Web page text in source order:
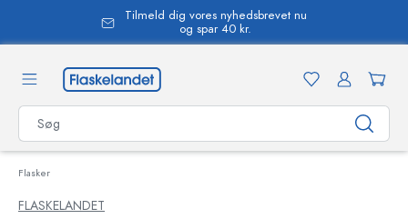
Tilmeld dig vores nyhedsbrevet nu
og spar 40 kr.
Flasker
FLASKELANDET